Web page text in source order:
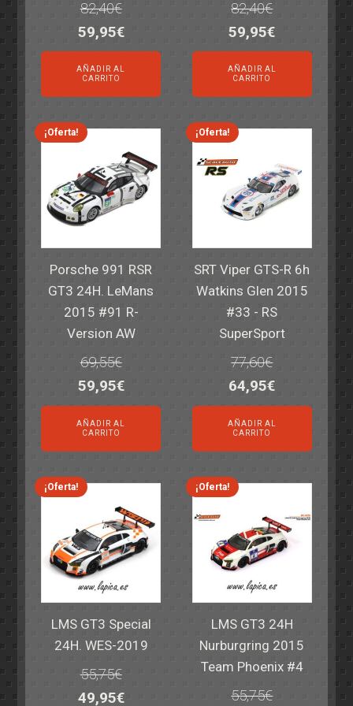
82,40€
El
precio
original
era:
82,40€.
59,95€El
precio
es:
59,95€.
AÑADIR AL
CARRITO
82,40€
El
precio
original
era:
82,40€.
59,95€El
precio
es:
59,95€.
AÑADIR AL
CARRITO
¡Oferta!
Porsche 991 RSR
GT3 24H. LeMans
2015 #91 R-
Version AW
69,55€
El
precio
original
era:
69,55€.
59,95€El
precio
actual
es:
59,95€.
AÑADIR AL
CARRITO
¡Oferta!
SRT Viper GTS-R 6h
Watkins Glen 2015
#33 - RS
SuperSport
77,60€
El
precio
original
era:
77,60€.
64,95€El
precio
actual
es:
64,95€.
AÑADIR AL
CARRITO
¡Oferta!
LMS GT3 Special
24H. WES-2019
55,75€
El
49,95€El
¡Oferta!
LMS GT3 24H
Nurburgring 2015
Team Phoenix #4
55,75€